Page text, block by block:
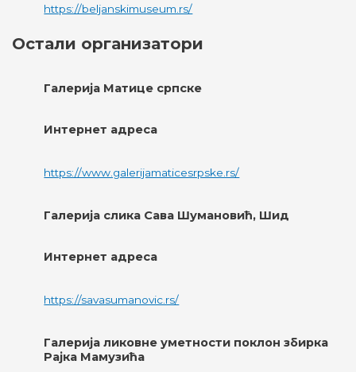
https://beljanskimuseum.rs/
Остали организатори
Галерија Матице српске
Интернет адреса
https://www.galerijamaticesrpske.rs/
Галерија слика Сава Шумановић, Шид
Интернет адреса
https://savasumanovic.rs/
Галерија ликовне уметности поклон збирка
Рајка Мамузића